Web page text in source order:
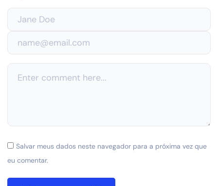
Salvar meus dados neste navegador para a próxima vez que
eu comentar.